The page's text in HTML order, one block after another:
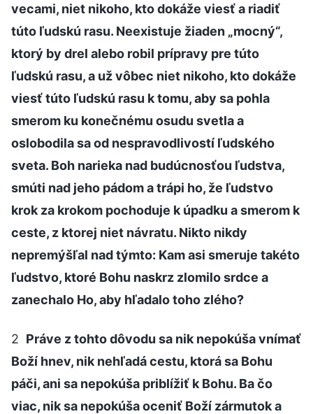
vecami, niet nikoho, kto dokáže viesť a riadiť
túto ľudskú rasu. Neexistuje žiaden „mocný“,
ktorý by drel alebo robil prípravy pre túto
ľudskú rasu, a už vôbec niet nikoho, kto dokáže
viesť túto ľudskú rasu k tomu, aby sa pohla
smerom ku konečnému osudu svetla a
oslobodila sa od nespravodlivostí ľudského
sveta. Boh narieka nad budúcnosťou ľudstva,
smúti nad jeho pádom a trápi ho, že ľudstvo
krok za krokom pochoduje k úpadku a smerom k
ceste, z ktorej niet návratu. Nikto nikdy
nepremýšľal nad týmto: Kam asi smeruje takéto
ľudstvo, ktoré Bohu naskrz zlomilo srdce a
zanechalo Ho, aby hľadalo toho zlého?
2 Práve z tohto dôvodu sa nik nepokúša vnímať
Boží hnev, nik nehľadá cestu, ktorá sa Bohu
páči, ani sa nepokúša priblížiť k Bohu. Ba čo
viac, nik sa nepokúša oceniť Boží zármutok a